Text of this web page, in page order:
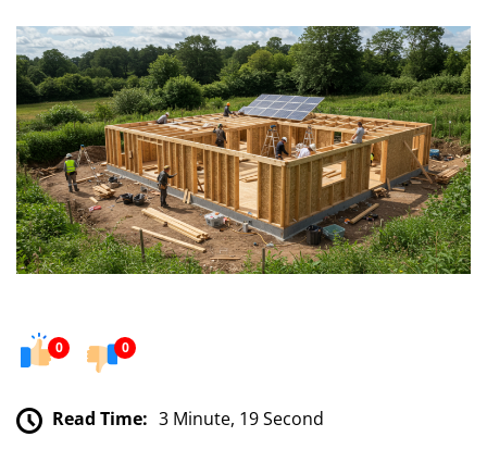
0 0
Read Time: 3 Minute, 19 Second